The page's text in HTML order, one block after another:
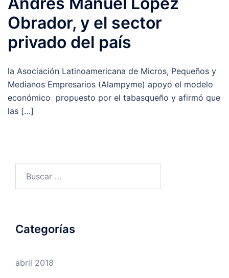
Obrador, y el sector
privado del país
la Asociación Latinoamericana de Micros, Pequeños y
Medianos Empresarios (Alampyme) apoyó el modelo
económico propuesto por el tabasqueño y afirmó que
las […]
Categorías
abril 2018